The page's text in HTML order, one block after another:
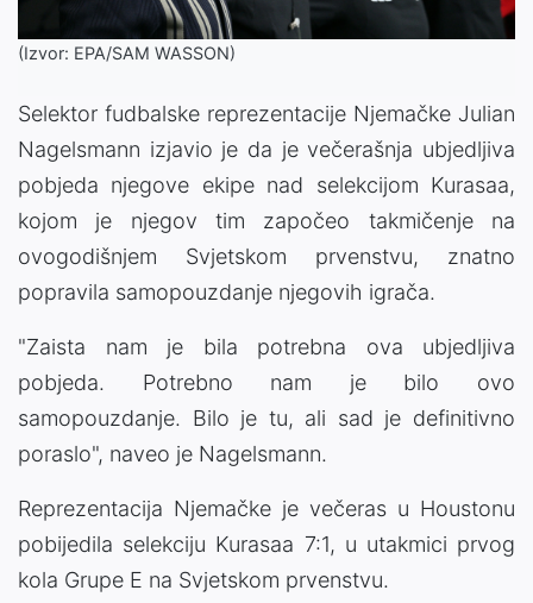
(Izvor: EPA/SAM WASSON)
Selektor fudbalske reprezentacije Njemačke Julian
Nagelsmann izjavio je da je večerašnja ubjedljiva
pobjeda njegove ekipe nad selekcijom Kurasaa,
kojom je njegov tim započeo takmičenje na
ovogodišnjem Svjetskom prvenstvu, znatno
popravila samopouzdanje njegovih igrača.
"Zaista nam je bila potrebna ova ubjedljiva
pobjeda. Potrebno nam je bilo ovo
samopouzdanje. Bilo je tu, ali sad je definitivno
poraslo", naveo je Nagelsmann.
Reprezentacija Njemačke je večeras u Houstonu
pobijedila selekciju Kurasaa 7:1, u utakmici prvog
kola Grupe E na Svjetskom prvenstvu.